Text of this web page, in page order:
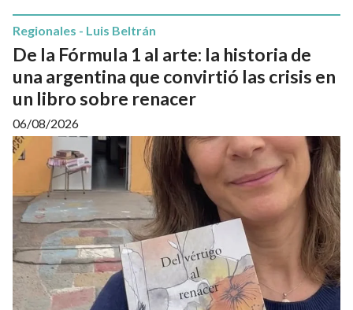
De la Fórmula 1 al arte: la historia de
una argentina que convirtió las crisis en
un libro sobre renacer
Regionales - Luis Beltrán
06/08/2026